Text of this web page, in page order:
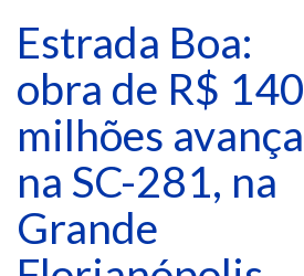
Estrada Boa:
obra de R$ 140
milhões avança
na SC-281, na
Grande